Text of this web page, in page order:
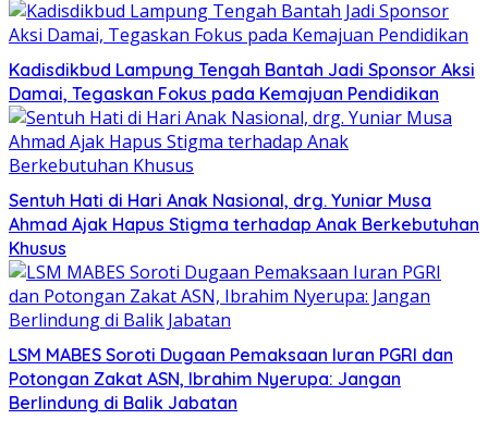
Kadisdikbud Lampung Tengah Bantah Jadi Sponsor Aksi
Damai, Tegaskan Fokus pada Kemajuan Pendidikan
Sentuh Hati di Hari Anak Nasional, drg. Yuniar Musa
Ahmad Ajak Hapus Stigma terhadap Anak Berkebutuhan
Khusus
LSM MABES Soroti Dugaan Pemaksaan Iuran PGRI dan
Potongan Zakat ASN, Ibrahim Nyerupa: Jangan
Berlindung di Balik Jabatan